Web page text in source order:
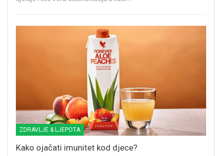
ZDRAVLJE & LJEPOTA
Kako ojačati imunitet kod djece?